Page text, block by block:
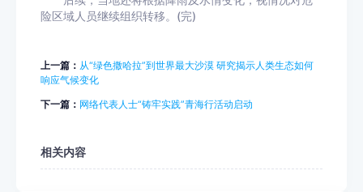
险区域人员继续组织转移。(完)
上一篇： 从“绿色撒哈拉”到世界最大沙漠 研究揭示人类生态如何
响应气候变化
下一篇： 网络代表人士“铸牢实践”青海行活动启动
相关内容